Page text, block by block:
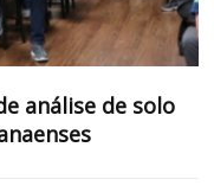
análise de solo